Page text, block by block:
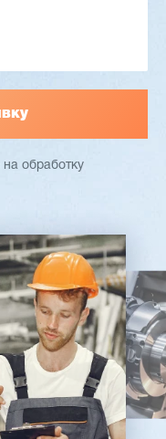
на обработку